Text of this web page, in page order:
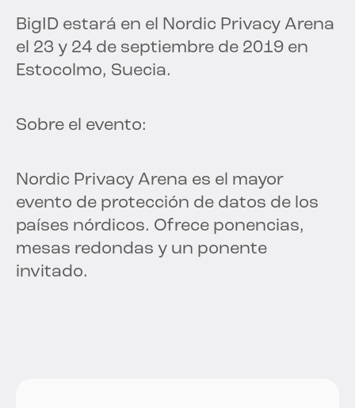
BigID estará en el Nordic Privacy Arena
el 23 y 24 de septiembre de 2019 en
Estocolmo, Suecia.
Sobre el evento:
Nordic Privacy Arena es el mayor
evento de protección de datos de los
países nórdicos. Ofrece ponencias,
mesas redondas y un ponente
invitado.